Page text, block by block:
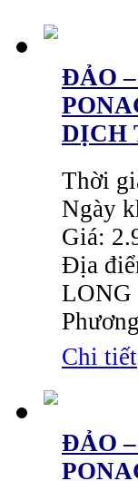
ĐẢO
DỊCH
Thời
Ngày
Giá:
Địa
LONG
Chi tiết
ĐẢO